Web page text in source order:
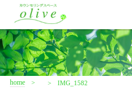
home IMG_1582